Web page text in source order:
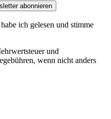
abonnieren
habe ich gelesen und stimme
und
wenn nicht anders